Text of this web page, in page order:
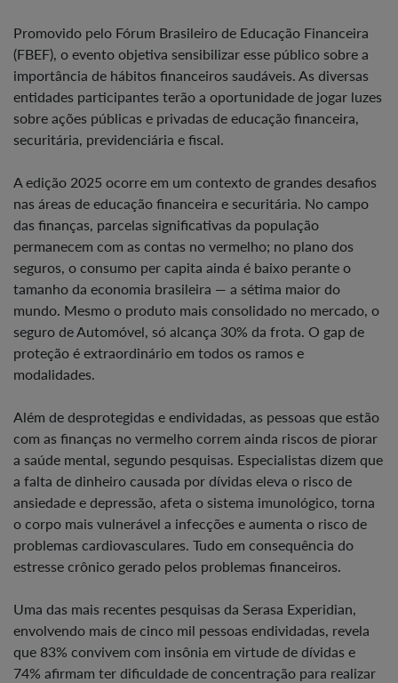
Promovido pelo Fórum Brasileiro de Educação Financeira
(FBEF), o evento objetiva sensibilizar esse público sobre a
importância de hábitos financeiros saudáveis. As diversas
entidades participantes terão a oportunidade de jogar luzes
sobre ações públicas e privadas de educação financeira,
securitária, previdenciária e fiscal.
A edição 2025 ocorre em um contexto de grandes desafios
nas áreas de educação financeira e securitária. No campo
das finanças, parcelas significativas da população
permanecem com as contas no vermelho; no plano dos
seguros, o consumo per capita ainda é baixo perante o
tamanho da economia brasileira — a sétima maior do
mundo. Mesmo o produto mais consolidado no mercado, o
seguro de Automóvel, só alcança 30% da frota. O gap de
proteção é extraordinário em todos os ramos e
modalidades.
Além de desprotegidas e endividadas, as pessoas que estão
com as finanças no vermelho correm ainda riscos de piorar
a saúde mental, segundo pesquisas. Especialistas dizem que
a falta de dinheiro causada por dívidas eleva o risco de
ansiedade e depressão, afeta o sistema imunológico, torna
o corpo mais vulnerável a infecções e aumenta o risco de
problemas cardiovasculares. Tudo em consequência do
estresse crônico gerado pelos problemas financeiros.
Uma das mais recentes pesquisas da Serasa Experidian,
envolvendo mais de cinco mil pessoas endividadas, revela
que 83% convivem com insônia em virtude de dívidas e
74% afirmam ter dificuldade de concentração para realizar